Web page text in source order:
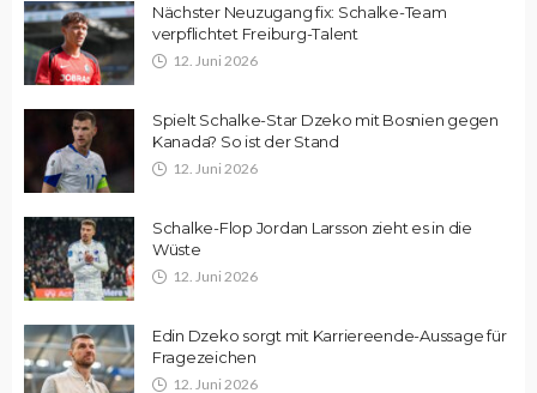
Nächster Neuzugang fix: Schalke-Team
verpflichtet Freiburg-Talent
12. Juni 2026
Spielt Schalke-Star Dzeko mit Bosnien gegen
Kanada? So ist der Stand
12. Juni 2026
Schalke-Flop Jordan Larsson zieht es in die
Wüste
12. Juni 2026
Edin Dzeko sorgt mit Karriereende-Aussage für
Fragezeichen
12. Juni 2026